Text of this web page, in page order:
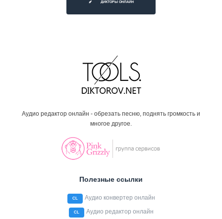
ДИКТОРЫ ОНЛАЙН
Аудио редактор онлайн - обрезать песню, поднять громкость и
многое другое.
Полезные ссылки
CL Аудио конвертер онлайн
CL Аудио редактор онлайн